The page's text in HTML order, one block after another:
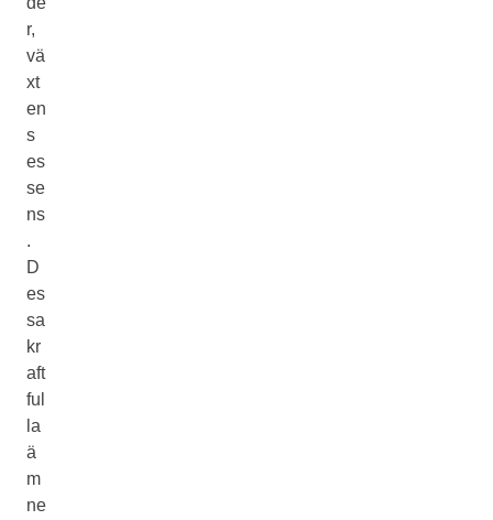
r,
vä
xt
en
s
es
se
ns
.
D
es
sa
kr
aft
ful
la
ä
m
ne